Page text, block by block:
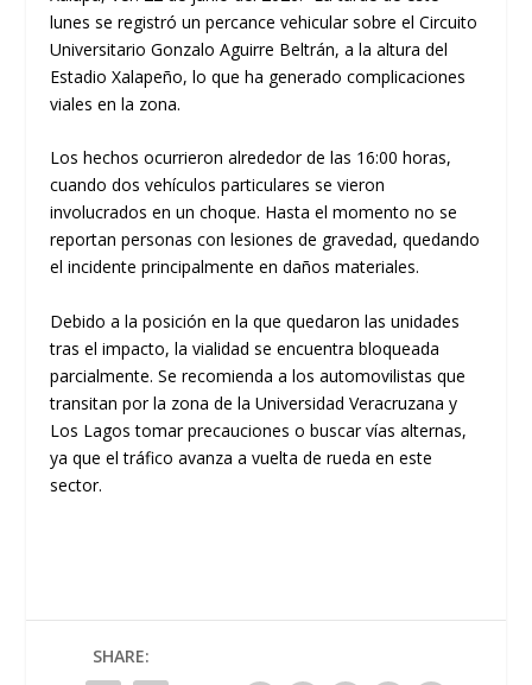
lunes se registró un percance vehicular sobre el Circuito
Universitario Gonzalo Aguirre Beltrán, a la altura del
Estadio Xalapeño, lo que ha generado complicaciones
viales en la zona.
​Los hechos ocurrieron alrededor de las 16:00 horas,
cuando dos vehículos particulares se vieron
involucrados en un choque. Hasta el momento no se
reportan personas con lesiones de gravedad, quedando
el incidente principalmente en daños materiales.
​Debido a la posición en la que quedaron las unidades
tras el impacto,la vialidad se encuentra bloqueada
parcialmente. Se recomienda a los automovilistas que
transitan por la zona de la Universidad Veracruzana y
Los Lagos tomar precauciones o buscar vías alternas,
ya que el tráfico avanza a vuelta de rueda en este
sector.
SHARE: